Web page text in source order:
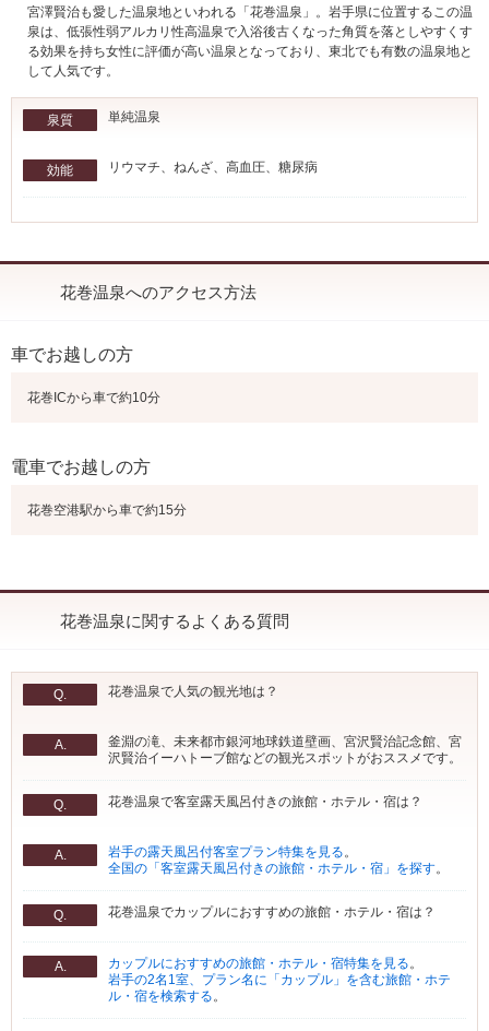
宮澤賢治も愛した温泉地といわれる「花巻温泉」。岩手県に位置するこの温
泉は、低張性弱アルカリ性高温泉で入浴後古くなった角質を落としやすくす
る効果を持ち女性に評価が高い温泉となっており、東北でも有数の温泉地と
して人気です。
泉質 単純温泉
効能 リウマチ、ねんざ、高血圧、糖尿病
花巻温泉へのアクセス方法
車でお越しの方
花巻ICから車で約10分
電車でお越しの方
花巻空港駅から車で約15分
花巻温泉に関するよくある質問
Q. 花巻温泉で人気の観光地は？
A.
釜淵の滝、未来都市銀河地球鉄道壁画、宮沢賢治記念館、宮
沢賢治イーハトーブ館などの観光スポットがおススメです。
Q. 花巻温泉で客室露天風呂付きの旅館・ホテル・宿は？
A. 岩手の露天風呂付客室プラン特集を見る。
全国の「客室露天風呂付きの旅館・ホテル・宿」を探す。
Q. 花巻温泉でカップルにおすすめの旅館・ホテル・宿は？
A. カップルにおすすめの旅館・ホテル・宿特集を見る。
岩手の2名1室、プラン名に「カップル」を含む旅館・ホテ
ル・宿を検索する。